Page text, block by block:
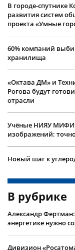
В городе-спутнике
развития систем
проекта «Умные
60% компаний
хранилища
«Октава ДМ» и
Рогова будут
отрасли
Учëные НИЯУ МИФИ
изображений:
Новый шаг к
В рубрике
Александр
энергетике нужно
Дивизион